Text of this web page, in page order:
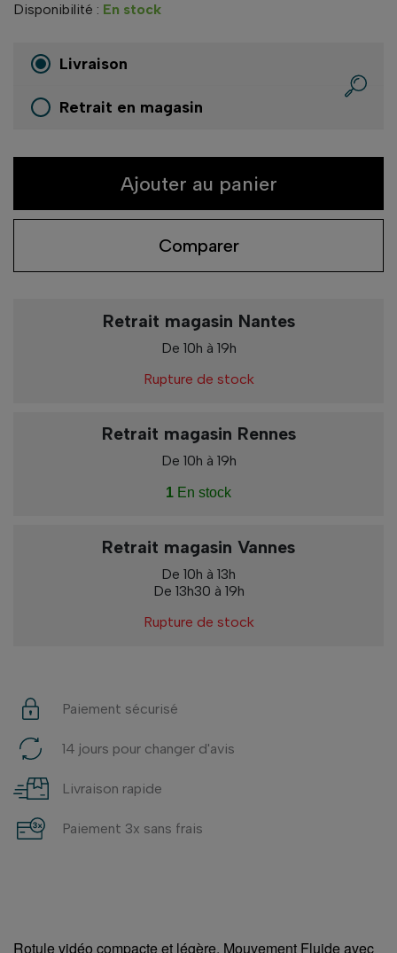
Disponibilité : En stock
Livraison
Retrait en magasin
Ajouter au panier
Comparer
Retrait magasin Nantes
De 10h à 19h
Rupture de stock
Retrait magasin Rennes
De 10h à 19h
1 En stock
Retrait magasin Vannes
De 10h à 13h
De 13h30 à 19h
Rupture de stock
Paiement sécurisé
14 jours pour changer d'avis
Livraison rapide
Paiement 3x sans frais
Rotule vidéo compacte et légère. Mouvement Fluide avec